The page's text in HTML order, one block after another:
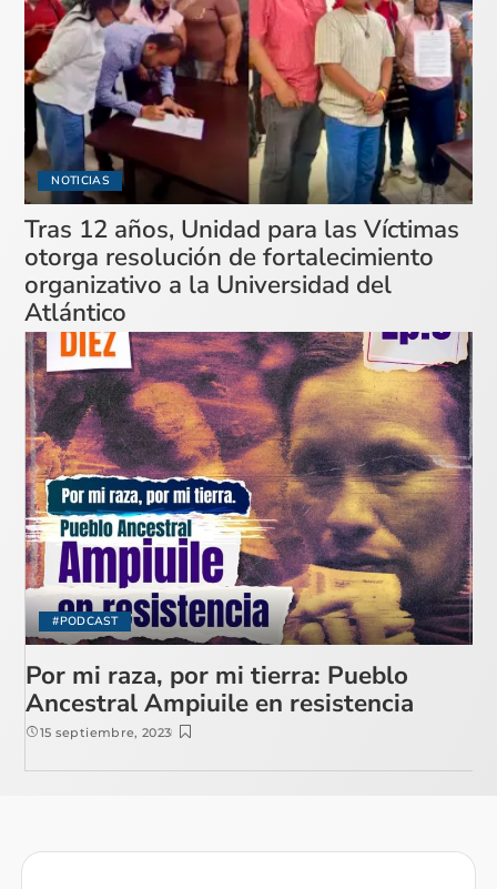
NOTICIAS
Tras 12 años, Unidad para las Víctimas
otorga resolución de fortalecimiento
organizativo a la Universidad del
Atlántico
#PODCAST
Por mi raza, por mi tierra: Pueblo
Ancestral Ampiuile en resistencia
15 septiembre, 2023